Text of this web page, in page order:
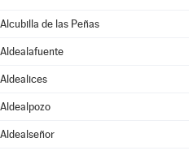
Alcubilla de las Peñas
Aldealafuente
Aldealices
Aldealpozo
Aldealseñor